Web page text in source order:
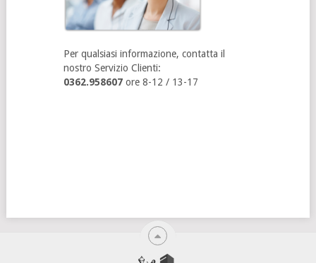
Per qualsiasi informazione, contatta il
nostro Servizio Clienti:
0362.958607ore 8-12 / 13-17